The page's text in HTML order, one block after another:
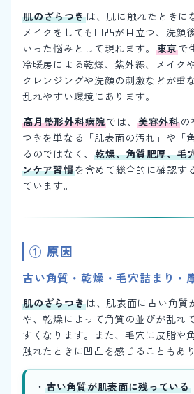
肌のざらつきは、肌に触れたときに
メイクをしても凹凸が目立つ、洗顔
いった悩みとして現れます。東京で
冷暖房による乾燥、紫外線、メイク
クレンジングや洗顔の刺激などが重
乱れやすい環境にあります。
高月整形外科病院では、 美容外科の
つきを単なる「肌表面の汚れ」や「
るのではなく、 乾燥、角質肥厚、毛
ンケア習慣を含めて総合的に確認す
ています。
① 原因
古い角質・乾燥・毛穴詰まり・
肌のざらつきは、肌表面に古い角質
や、乾燥によって角質の並びが乱れ
すくなります。また、毛穴に皮脂や
触れたときに凹凸を感じることもあり
・ 古い角質が肌表面に残っている